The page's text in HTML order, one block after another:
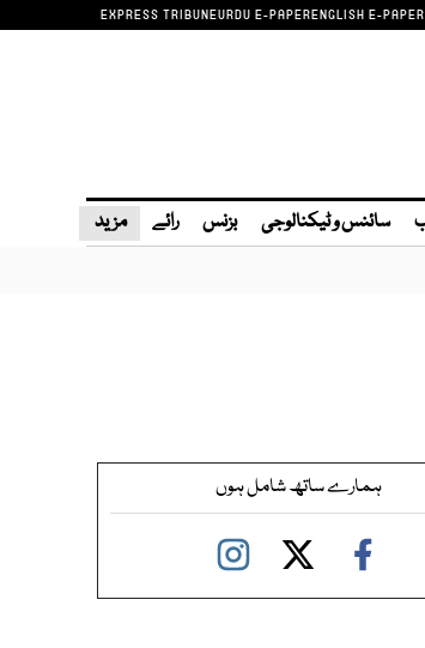
EXPRESS TRIBUNEURDU E-PAPERENGLISH E-PAPER
سائنس و ٹیکنالوجی بزنس رائے مزید
ہمارے ساتھ شامل ہوں